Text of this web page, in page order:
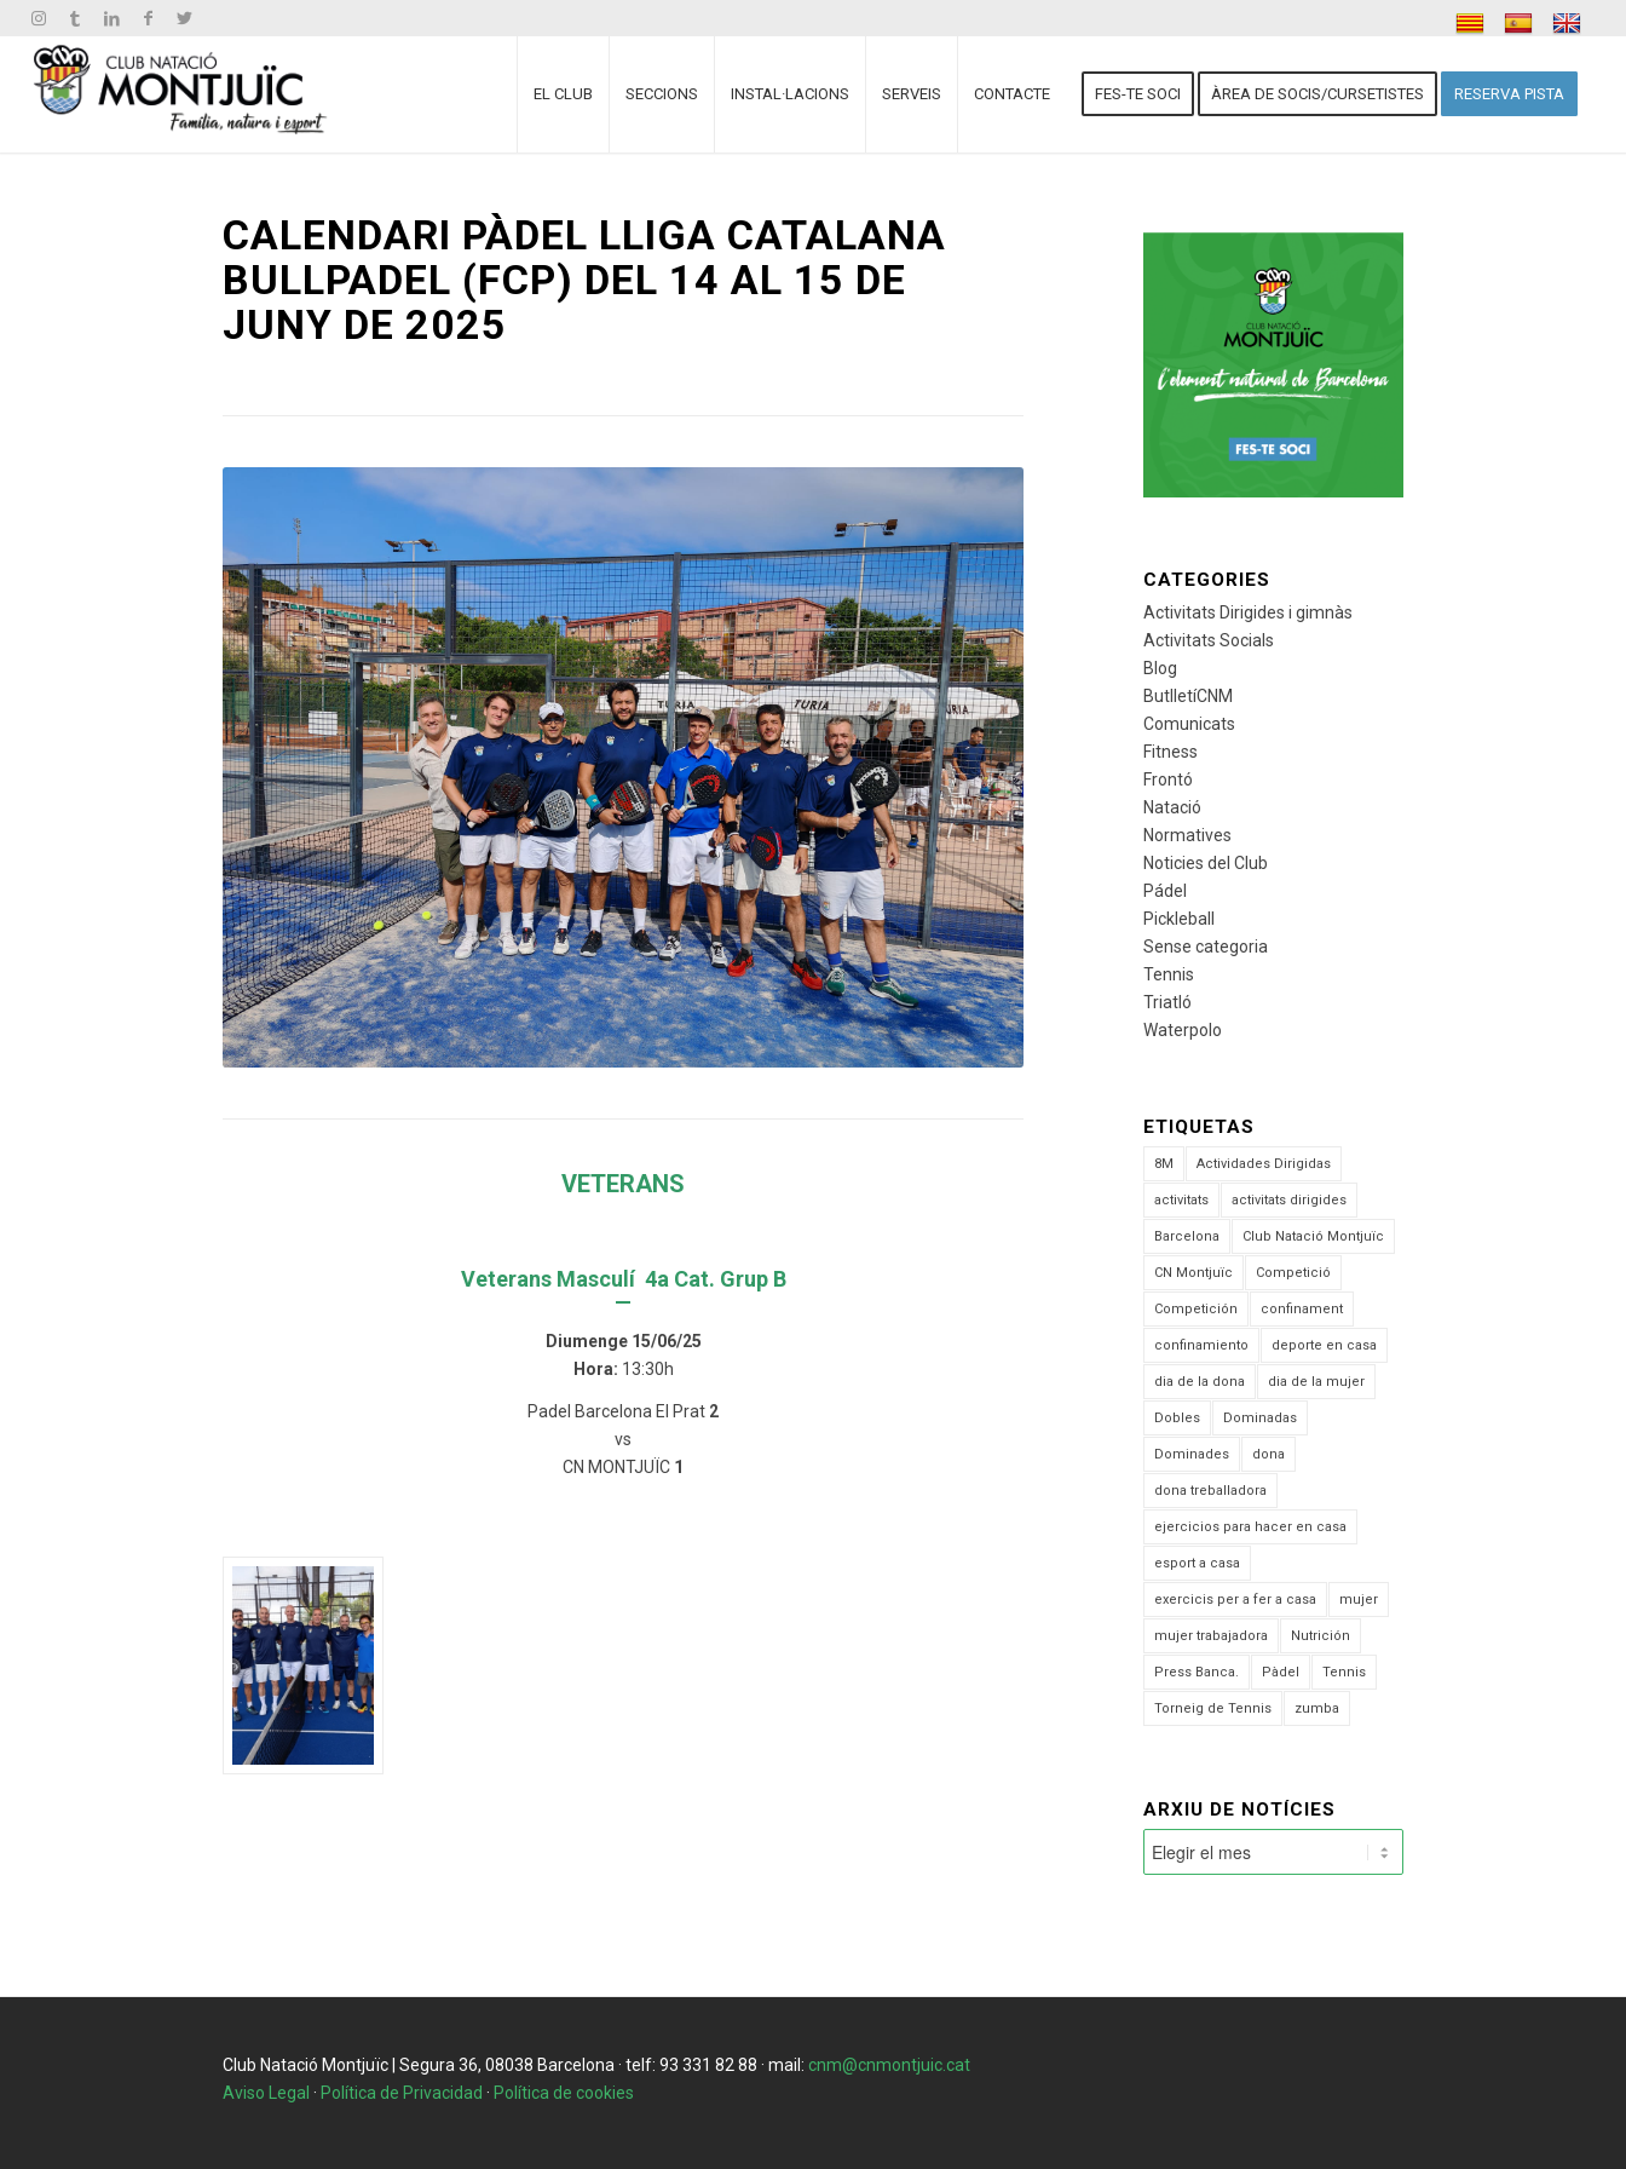
EL CLUB SECCIONS INSTAL·LACIONS SERVEIS CONTACTE FES-TE SOCI ÀREA DE SOCIS/CURSETISTES RESERVA PISTA
CALENDARI PÀDEL LLIGA CATALANA
BULLPADEL (FCP) DEL 14 AL 15 DE
JUNY DE 2025
VETERANS
Veterans Masculí 4a Cat. Grup B
—
Diumenge 15/06/25
Hora: 13:30h
Padel Barcelona El Prat 2
vs
CN MONTJUÏC 1
CATEGORIES
Activitats Dirigides i gimnàs
Activitats Socials
Blog
ButlletíCNM
Comunicats
Fitness
Frontó
Natació
Normatives
Noticies del Club
Pádel
Pickleball
Sense categoria
Tennis
Triatló
Waterpolo
ETIQUETAS
8M Actividades Dirigidas
activitats activitats dirigides
Barcelona Club Natació Montjuïc
CN Montjuïc Competició
Competición confinament
confinamiento deporte en casa
dia de la dona dia de la mujer
Dobles Dominadas
Dominades dona
dona treballadora
ejercicios para hacer en casa
esport a casa
exercicis per a fer a casa mujer
mujer trabajadora Nutrición
Press Banca. Pàdel Tennis
Torneig de Tennis zumba
ARXIU DE NOTÍCIES
Club Natació Montjuïc | Segura 36, 08038 Barcelona · telf: 93 331 82 88 · mail: cnm@cnmontjuic.cat
Aviso Legal ·Política de Privacidad ·Política de cookies